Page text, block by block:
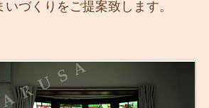
づくりをご提案致します。